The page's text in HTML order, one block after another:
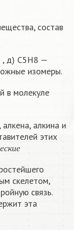
состав
, д) С5Н8 —
изомеры.
в молекуле
алкина и
этих
е с к и е
ческ ие
скелетом,
связь.
эта